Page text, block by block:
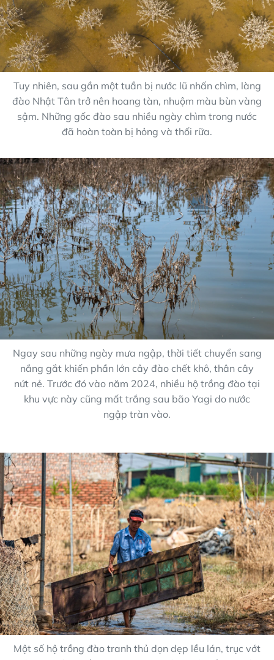
Tuy nhiên, sau gần một tuần bị nước lũ nhấn chìm, làng
đào Nhật Tân trở nên hoang tàn, nhuộm màu bùn vàng
sậm. Những gốc đào sau nhiều ngày chìm trong nước
đã hoàn toàn bị hỏng và thối rữa.
Ngay sau những ngày mưa ngập, thời tiết chuyển sang
nắng gắt khiến phần lớn cây đào chết khô, thân cây
nứt nẻ. Trước đó vào năm 2024, nhiều hộ trồng đào tại
khu vực này cũng mất trắng sau bão Yagi do nước
ngập tràn vào.
Một số hộ trồng đào tranh thủ dọn dẹp lều lán, trục vớt